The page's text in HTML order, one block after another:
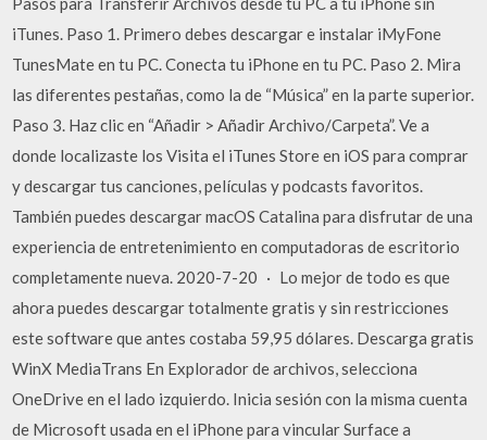
iTunes. Paso 1. Primero debes descargar e instalar iMyFone
TunesMate en tu PC. Conecta tu iPhone en tu PC. Paso 2. Mira
las diferentes pestañas, como la de “Música” en la parte superior.
Paso 3. Haz clic en “Añadir > Añadir Archivo/Carpeta”. Ve a
donde localizaste los Visita el iTunes Store en iOS para comprar
y descargar tus canciones, películas y podcasts favoritos.
También puedes descargar macOS Catalina para disfrutar de una
experiencia de entretenimiento en computadoras de escritorio
completamente nueva. 2020-7-20 · Lo mejor de todo es que
ahora puedes descargar totalmente gratis y sin restricciones
este software que antes costaba 59,95 dólares. Descarga gratis
WinX MediaTrans En Explorador de archivos, selecciona
OneDrive en el lado izquierdo. Inicia sesión con la misma cuenta
de Microsoft usada en el iPhone para vincular Surface a